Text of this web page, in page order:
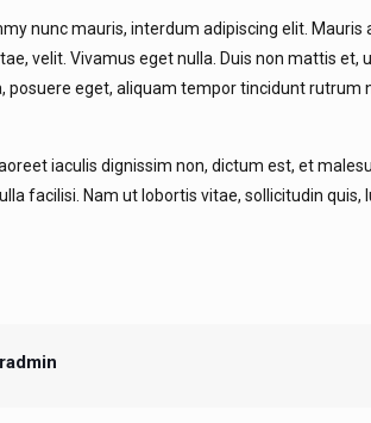
nunc mauris, interdum adipiscing elit.
velit. Vivamus eget nulla. Duis non mattis
posuere eget, aliquam tempor tincidunt
iaculis dignissim non, dictum est, et
facilisi. Nam ut lobortis vitae, sollicitudin